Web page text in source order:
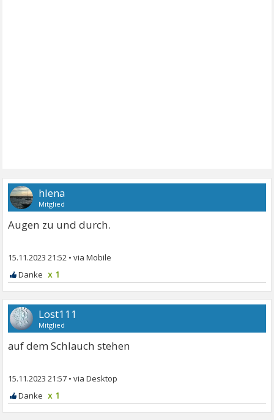
hlena
Mitglied
Augen zu und durch.
15.11.2023 21:52 •
x 1
Lost111
Mitglied
auf dem Schlauch stehen
15.11.2023 21:57 •
x 1